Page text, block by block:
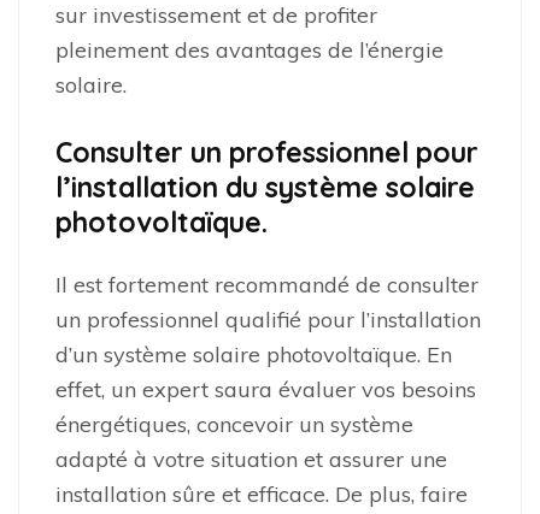
sur investissement et de profiter
pleinement des avantages de l’énergie
solaire.
Consulter un professionnel pour
l’installation du système solaire
photovoltaïque.
Il est fortement recommandé de consulter
un professionnel qualifié pour l’installation
d’un système solaire photovoltaïque. En
effet, un expert saura évaluer vos besoins
énergétiques, concevoir un système
adapté à votre situation et assurer une
installation sûre et efficace. De plus, faire